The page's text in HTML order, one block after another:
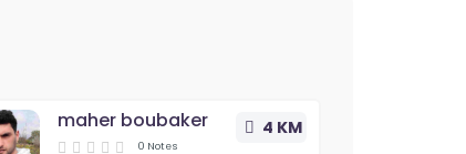
4 KM
maher boubaker
0 Notes